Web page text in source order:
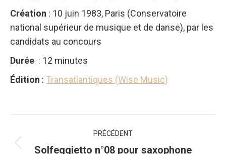
Création : 10 juin 1983, Paris (Conservatoire
national supérieur de musique et de danse), par les
candidats au concours
Durée : 12 minutes
Édition : Transatlantiques (Wise Music)
de
PRÉCÉDENT
Onglet
Solfeggietto n°08 pour saxophone